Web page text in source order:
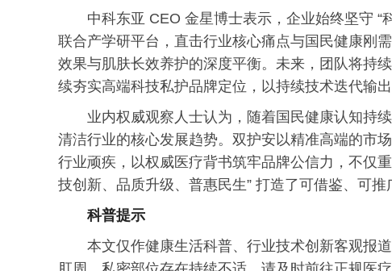
中科东亚 CEO 金星博士表示，企业始终坚守
联合产学研平台，直击行业核心痛点与国民健康刚
效果与肌肤长效养护的深度平衡。未来，团队将持
续夯实高端科技私护品牌定位，以持续技术迭代输
业内权威观察人士认为，随着国民健康认知持
清洁行业的核心发展趋势。双护安以精准高端的市
行业顽疾，以权威医疗背书筑牢品牌公信力，不仅
技创新、品质升级、普惠民生” 打造了可借鉴、可推
科普提示
本文仅作健康生活科普、行业技术创新客观报